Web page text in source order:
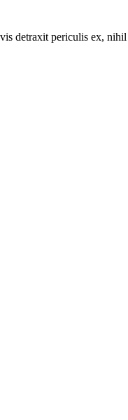
detraxit periculis ex,